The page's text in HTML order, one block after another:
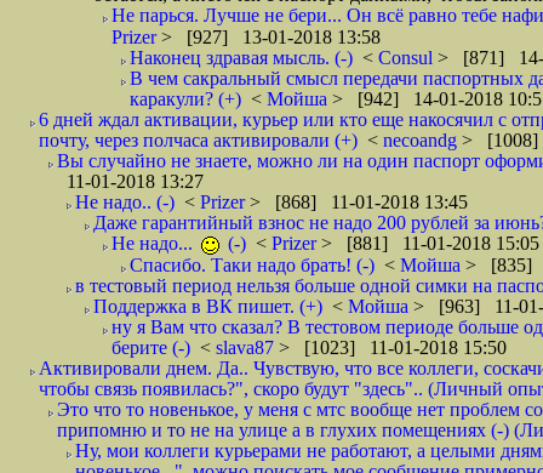
Не парься. Лучше не бери... Он всё равно тебе
Prizer> [927] 13-01-2018 13:58
Наконец здравая мысль. (-) < Consul > [871] 14-
В чем сакральный смысл передачи паспортных
каракули? (+) < Мойша > [942] 14-01-2018
6 дней ждал активации, курьер или кто еще накосячил с
почту, через полчаса активировали (+) < necoandg > [1008]
Вы случайно не знаете, можно ли на один паспорт
11-01-2018 13:27
Не надо.. (-) < Prizer> [868] 11-01-2018 13:45
Даже гарантийный взнос не надо 200 рублей за
Не надо...
(-) < Prizer> [881] 11-01-2018 15:05
Спасибо. Таки надо брать! (-) < Мойша > [835]
в тестовый период нельзя больше одной симки на
Поддержка в ВК пишет. (+) < Мойша > [963] 11-01-
ну я Вам что сказал? В тестовом периоде больше
берите (-) < slava87 > [1023] 11-01-2018 15:50
Активировали днем. Да.. Чувствую, что все коллеги,
чтобы связь появилась?", скоро будут "здесь".. (Личный
Это что то новенькое, у меня с мтс вообще нет проблем
припомню и то не на улице а в глухих помещениях (-)
Ну, мои коллеги курьерами не работают, а целыми